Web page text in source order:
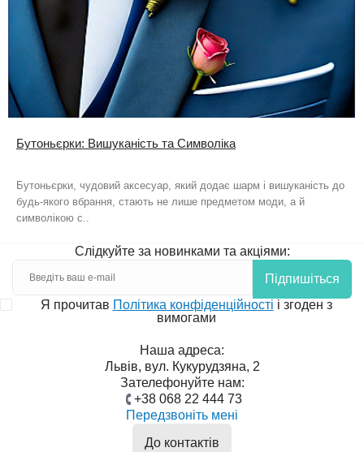
Бутоньєрки: Вишуканість та Символіка
Бутоньєрки, чудовий аксесуар, який додає шарм і вишуканість до
будь-якого вбрання, стають не лише предметом моди, а й
символікою с..
Слідкуйте за новинками та акціями:
Підпишіться
Я прочитав Політика конфіденційності і згоден з
вимогами
Наша адреса:
Львів, вул. Кукурудзяна, 2
Зателефонуйте нам:
+38 068 22 444 73
Передзвоніть мені
До контактів